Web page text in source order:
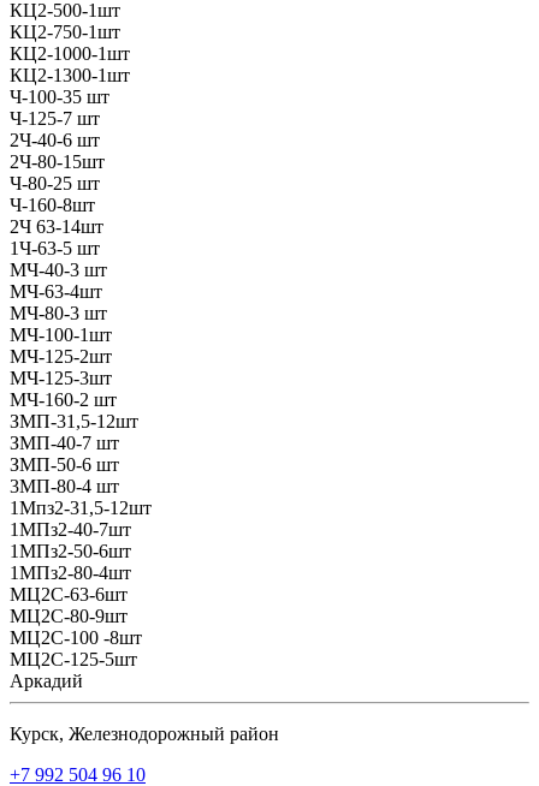
КЦ2-500-1шт
КЦ2-750-1шт
КЦ2-1000-1шт
КЦ2-1300-1шт
Ч-100-35 шт
Ч-125-7 шт
2Ч-40-6 шт
2Ч-80-15шт
Ч-80-25 шт
Ч-160-8шт
2Ч 63-14шт
1Ч-63-5 шт
МЧ-40-3 шт
МЧ-63-4шт
МЧ-80-3 шт
МЧ-100-1шт
МЧ-125-2шт
МЧ-125-3шт
МЧ-160-2 шт
ЗМП-31,5-12шт
ЗМП-40-7 шт
ЗМП-50-6 шт
3МП-80-4 шт
1Мпз2-31,5-12шт
1МПз2-40-7шт
1МПз2-50-6шт
1МПз2-80-4шт
МЦ2С-63-6шт
МЦ2С-80-9шт
МЦ2С-100 -8шт
МЦ2С-125-5шт
Аркадий
Курск, Железнодорожный район
+7 992 504 96 10